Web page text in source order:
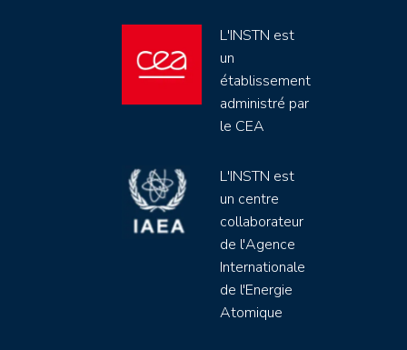
L'INSTN est
un
établissement
administré par
le CEA
L'INSTN est
un centre
collaborateur
de l'Agence
Internationale
de l'Energie
Atomique